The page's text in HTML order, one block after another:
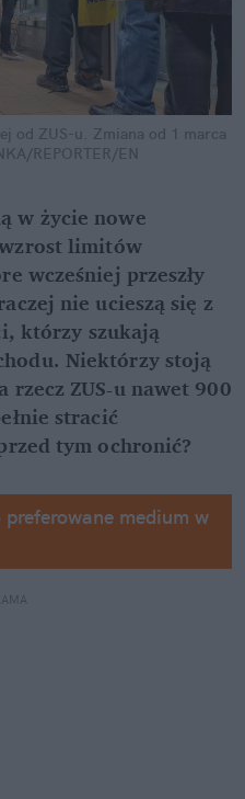
od ZUS-u. Zmiana od 1 marca
REPORTER/EN
w życie nowe
limitów
wcześniej przeszły
nie ucieszą się z
którzy szukają
Niektórzy stoją
ZUS-u nawet 900
stracić
tym ochronić?
medium w